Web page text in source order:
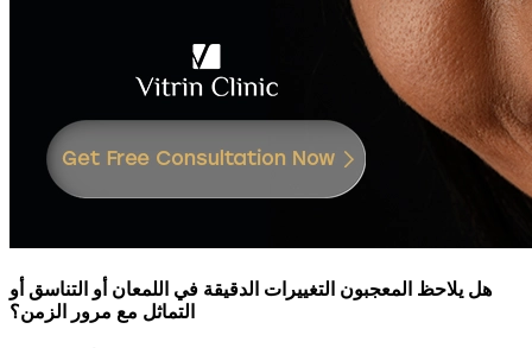
هل يلاحظ المعجبون التغييرات الدقيقة في اللمعان أو التناسق أو
التماثل مع مرور الزمن؟